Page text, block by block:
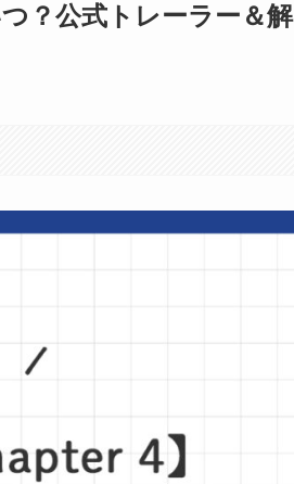
？公式トレーラー＆解